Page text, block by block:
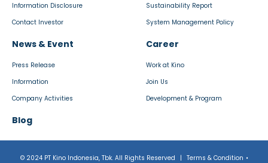
Information Disclosure
Contact Investor
Sustainability Report
System Management Policy
News & Event
Press Release
Information
Company Activities
Career
Work at Kino
Join Us
Development & Program
Blog
© 2024 PT Kino Indonesia, Tbk. All Rights Reserved | Terms & Condition •